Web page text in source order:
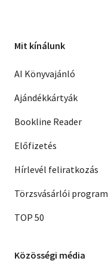
Mit kínálunk
AI Könyvajánló
Ajándékkártyák
Bookline Reader
Előfizetés
Hírlevél feliratkozás
Törzsvásárlói program
TOP 50
Közösségi média